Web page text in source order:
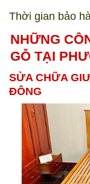
Thời gian bảo
NHỮNG
GỖ TẠI
SỬA CHỮA
ĐÔNG